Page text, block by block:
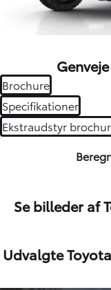
Brochure
Specifikationer
Ekstraudstyr
Se billeder af
Udvalgte